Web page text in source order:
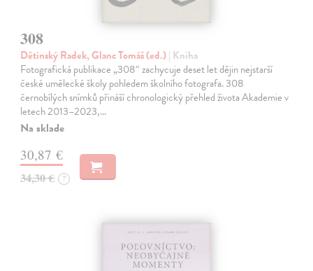
308
Dětinský Radek, Glanc Tomáš (ed.)| Kniha
Fotografická publikace „308“ zachycuje deset let dějin nejstarší
české umělecké školy pohledem školního fotografa. 308
černobílých snímků přináší chronologický přehled života Akademie v
letech 2013–2023,…
Na sklade
30,87 €
34,30 € ?